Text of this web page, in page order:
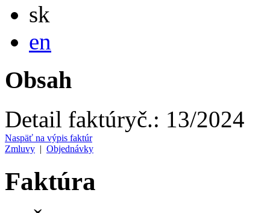
sk
en
Obsah
Detail faktúryč.: 13/2024
Naspäť na výpis faktúr
Zmluvy | Objednávky
Faktúra